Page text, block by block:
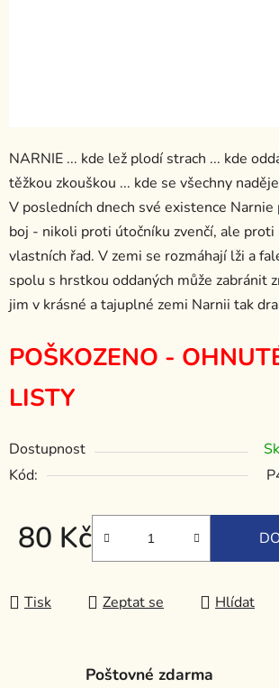
NARNIE ... kde lež plodí strach ... kde
těžkou zkouškou ... kde se všechny
V posledních dnech své existence
boj - nikoli proti útočníku zvenčí, ale
vlastních řad. V zemi se rozmáhají lži a
spolu s hrstkou oddaných může zabránit
jim v krásné a tajuplné zemi Narnii tak
POŠKOZENO -
LISTY
Dostupnost
Kód:
80 Kč
Měrná cena:
Tisk Zeptat se Hlídat
Poštovné zdarma